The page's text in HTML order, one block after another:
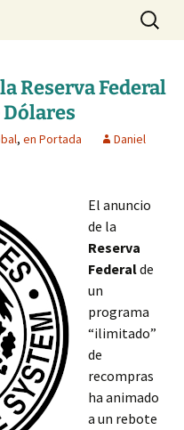
Buscar:
Reserva Federal
Dólares
, en Portada
Daniel
El anuncio
de la
Reserva
Federalde
un
programa
“ilimitado”
de
recompras
ha animado
a un rebote